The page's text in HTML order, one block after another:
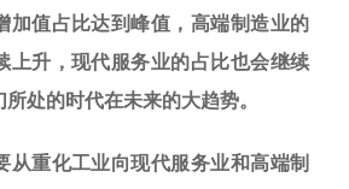
加值占比达到峰值，高端制造业的
上升，现代服务业的占比也会继续
所处的时代在未来的大趋势。
从重化工业向现代服务业和高端制